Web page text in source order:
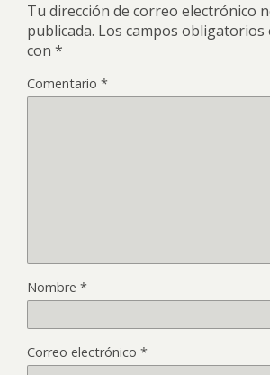
Tu dirección de correo electrónico
publicada. Los campos obligatorios
con *
Comentario *
Nombre *
Correo electrónico *